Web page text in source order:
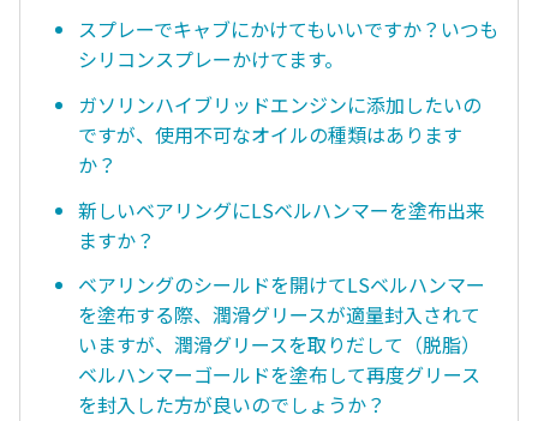
スプレーでキャブにかけてもいいですか？いつも
シリコンスプレーかけてます。
ガソリンハイブリッドエンジンに添加したいの
ですが、使用不可なオイルの種類はあります
か？
新しいベアリングにLSベルハンマーを塗布出来
ますか？
ベアリングのシールドを開けてLSベルハンマー
を塗布する際、潤滑グリースが適量封入されて
いますが、潤滑グリースを取りだして（脱脂）
ベルハンマーゴールドを塗布して再度グリース
を封入した方が良いのでしょうか？